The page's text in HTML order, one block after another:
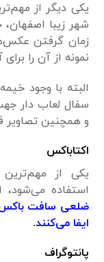
یکی دیگر از
شهر زیبا اصفهان،
زمان گرفتن
نمونه از آن را
البته با وجود
سفال لعاب دار
و همچنین تصاویر
اکتاباکس
یکی از
استفاده
ضلعی سافت باکس
ایفا می‌کنند.
پانتوگراف